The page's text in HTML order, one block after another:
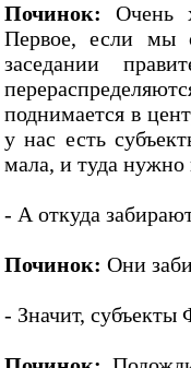
Починок: Очень
Первое, если мы
заседании
поднимается в
у нас есть
мала, и туда нужно
- А откуда
Починок: Они
- Значит, субъекты